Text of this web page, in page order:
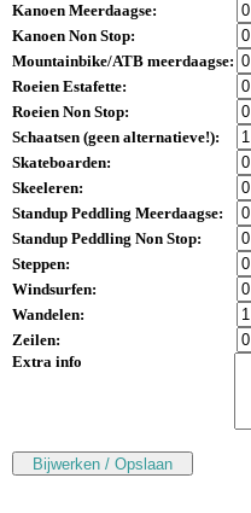
Kanoen Meerdaagse:
Kanoen Non Stop:
Mountainbike/ATB meerdaagse:
Roeien Estafette:
Roeien Non Stop:
Schaatsen (geen alternatieve!):
Skateboarden:
Skeeleren:
Standup Peddling Meerdaagse:
Standup Peddling Non Stop:
Steppen:
Windsurfen:
Wandelen:
Zeilen:
Extra info